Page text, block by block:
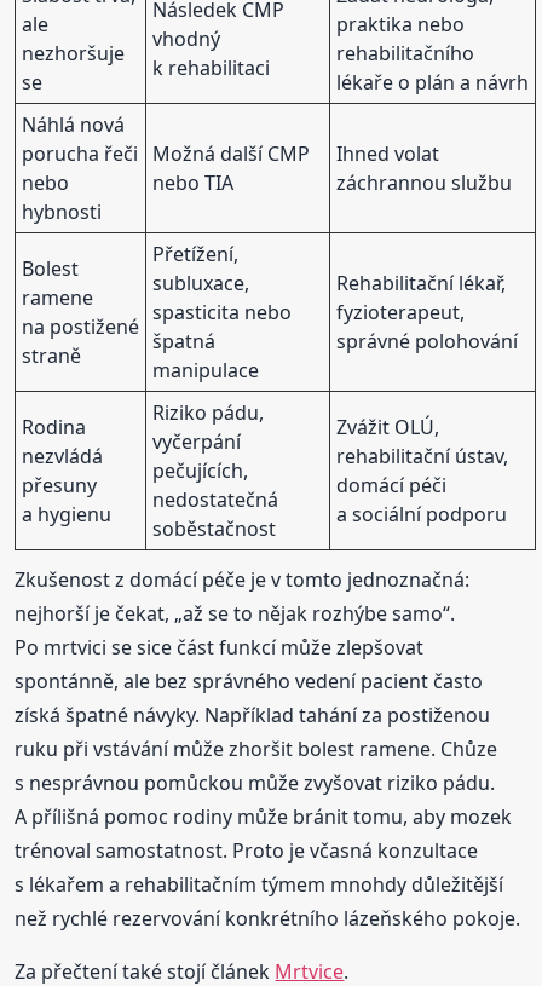
ale
nezhoršuje
se
Následek CMP
vhodný
k rehabilitaci
praktika nebo
rehabilitačního
lékaře o plán a návrh
Náhlá nová
porucha řeči
nebo
hybnosti
Možná další CMP
nebo TIA
Ihned volat
záchrannou službu
Bolest
ramene
na postižené
straně
Přetížení,
subluxace,
spasticita nebo
špatná
manipulace
Rehabilitační lékař,
fyzioterapeut,
správné polohování
Rodina
nezvládá
přesuny
a hygienu
Riziko pádu,
vyčerpání
pečujících,
nedostatečná
soběstačnost
Zvážit OLÚ,
rehabilitační ústav,
domácí péči
a sociální podporu
Zkušenost z domácí péče je v tomto jednoznačná:
nejhorší je čekat, „až se to nějak rozhýbe samo“.
Po mrtvici se sice část funkcí může zlepšovat
spontánně, ale bez správného vedení pacient často
získá špatné návyky. Například tahání za postiženou
ruku při vstávání může zhoršit bolest ramene. Chůze
s nesprávnou pomůckou může zvyšovat riziko pádu.
A přílišná pomoc rodiny může bránit tomu, aby mozek
trénoval samostatnost. Proto je včasná konzultace
s lékařem a rehabilitačním týmem mnohdy důležitější
než rychlé rezervování konkrétního lázeňského pokoje.
Za přečtení také stojí článek Mrtvice.